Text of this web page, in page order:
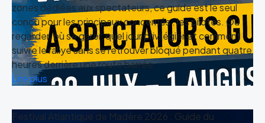
zones dédiées aux spectateurs, ce guide est le seul
conçu pour les principaux concernés : les pilotes. Où
regarder, où se garer, quel jour privilégier et comment
suivre le rallye sans se retrouver bloqué pendant quatre
heures derrière une route barrée.
Lire plus
Festival Atlantique de Madère 2026 : Guide du